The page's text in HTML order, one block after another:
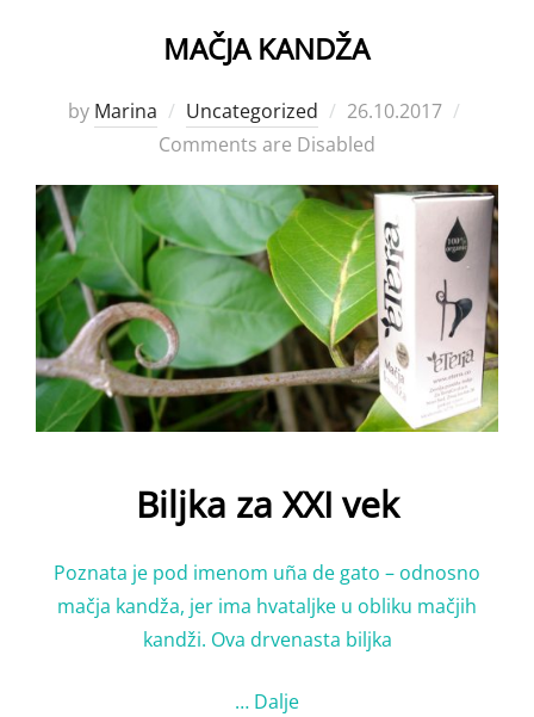
MAČJA KANDŽA
by Marina Uncategorized
Posted
on
26.10.2017
Comments are Disabled
Biljka za XXI vek
Poznata je pod imenom uña de gato – odnosno
mačja kandža, jer ima hvataljke u obliku mačjih
kandži. Ova drvenasta biljka
… Dalje